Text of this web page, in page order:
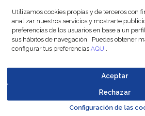
Utilizamos cookies propias y de terceros con
analizar nuestros servicios y mostrarte
preferencias de los usuarios en base a un
sus hábitos de navegación. Puedes obtener
configurar tus preferencias AQUI.
Aceptar
Rechazar
Configuración de las
privacidad